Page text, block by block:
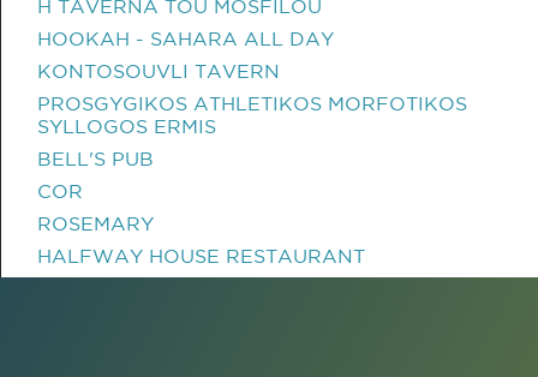
H TAVERNA TOU MOSFILOU
HOOKAH - SAHARA ALL DAY
KONTOSOUVLI TAVERN
PROSGYGIKOS ATHLETIKOS MORFOTIKOS
SYLLOGOS ERMIS
BELL'S PUB
COR
ROSEMARY
HALFWAY HOUSE RESTAURANT